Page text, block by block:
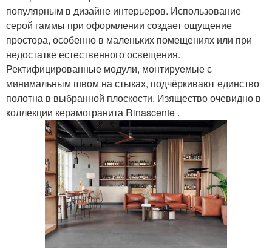
популярным в дизайне интерьеров. Использование
серой гаммы при оформлении создает ощущение
простора, особенно в маленьких помещениях или при
недостатке естественного освещения.
Ректифицированные модули, монтируемые с
минимальным швом на стыках, подчёркивают единство
полотна в выбранной плоскости. Изящество очевидно в
коллекции керамогранита Rinascente .